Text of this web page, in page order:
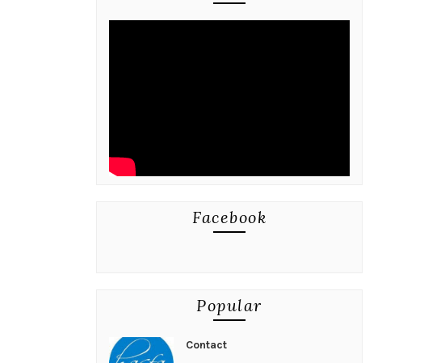
Facebook
Popular
Contact